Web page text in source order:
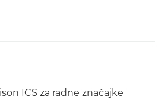
ICS za radne značajke